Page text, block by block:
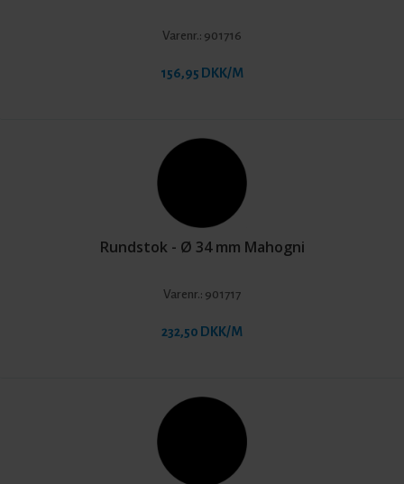
Varenr.: 901716
156,95 DKK/M
Rundstok - Ø 34 mm Mahogni
Varenr.: 901717
232,50 DKK/M